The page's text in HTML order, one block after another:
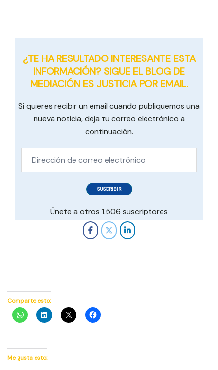
¿TE HA RESULTADO INTERESANTE ESTA
INFORMACIÓN? SIGUE EL BLOG DE
MEDIACIÓN ES JUSTICIA POR EMAIL.
Si quieres recibir un email cuando publiquemos una
nueva noticia, deja tu correo electrónico a
continuación.
SUSCRIBIR
Únete a otros 1.506 suscriptores
Comparte esto:
Me gusta esto: